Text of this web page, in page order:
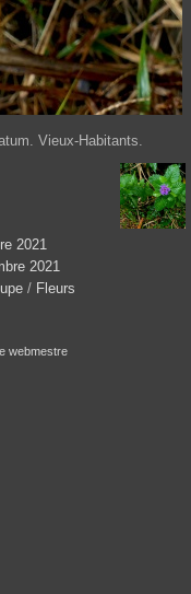
Vieux-Habitants.
2021
2021
/ Fleurs
webmestre